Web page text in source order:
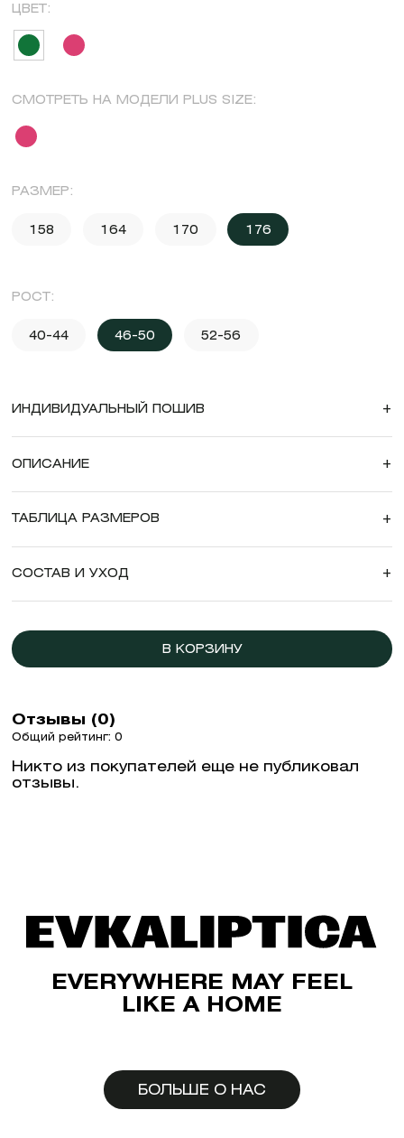
ЦВЕТ:
СМОТРЕТЬ НА МОДЕЛИ PLUS SIZE:
РАЗМЕР:
158 164 170 176
РОСТ:
40-44 46-50 52-56
ИНДИВИДУАЛЬНЫЙ ПОШИВ +
ОПИСАНИЕ +
ТАБЛИЦА РАЗМЕРОВ +
СОСТАВ И УХОД +
В КОРЗИНУ
Отзывы (0)
Общий рейтинг: 0
Никто из покупателей еще не публиковал
отзывы.
EVERYWHERE MAY FEEL
LIKE A HOME
БОЛЬШЕ О НАС